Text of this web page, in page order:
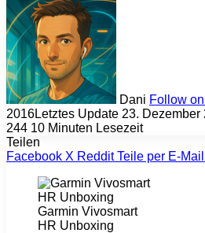
Dani Follow
2016Letztes Update 23. Dezember
244 10 Minuten Lesezeit
Teilen
Facebook X Reddit Teile per E-Mail
Garmin Vivosmart
HR Unboxing